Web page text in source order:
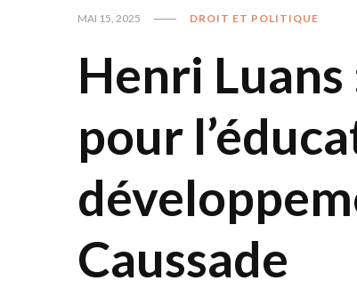
MAI 15, 2025 DROIT ET POLITIQUE
Henri
pour
Caussade